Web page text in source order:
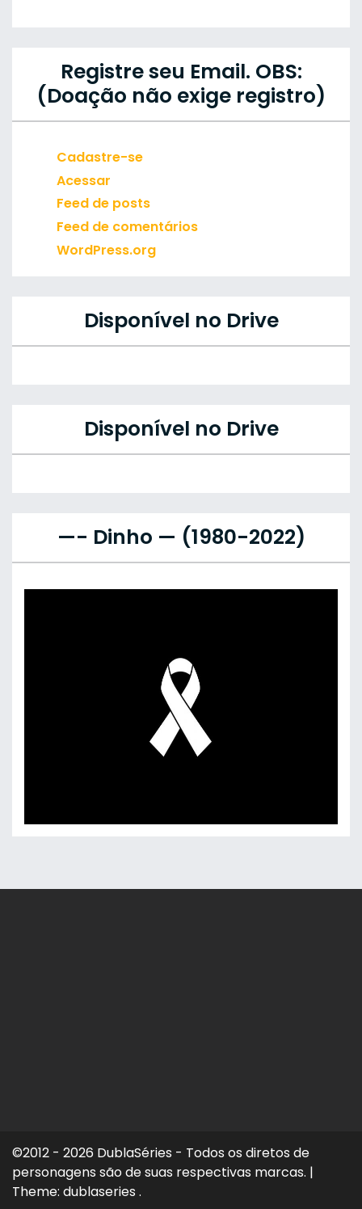
Registre seu Email. OBS:
(Doação não exige registro)
Cadastre-se
Acessar
Feed de posts
Feed de comentários
WordPress.org
Disponível no Drive
Disponível no Drive
—- Dinho — (1980-2022)
©2012 - 2026 DublaSéries - Todos os diretos de
personagens são de suas respectivas marcas. |
Theme: dublaseries .